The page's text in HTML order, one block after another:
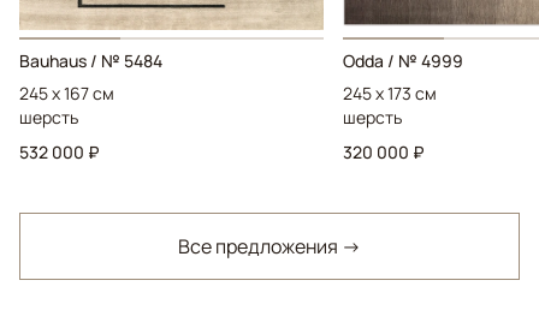
Bauhaus / № 5484
245 x 167 см
шерсть
532 000 ₽
Odda / № 4999
245 x 173 см
шерсть
320 000 ₽
Все предложения →